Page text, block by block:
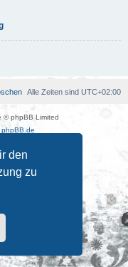
den
zu
Alle Zeiten sind UTC+02:00
© phpBB Limited
phpBB.de